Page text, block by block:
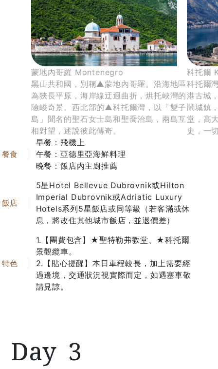
貼心提醒：(1)台北來回伊斯坦堡的航段，安排商務艙；但部
分航段為經濟艙，當團確認艙等請與旅遊專員連繫。行李限
重之規定，依該航空規定為主。
(2)土耳其航空商務艙為限量席次，如需升等請洽專員。
(上圖)為土耳其航空飛行路線參考圖。實際飛行路線，依照航
空公司為主。
蒙地內哥羅 Montenegro
黑山共和國，別稱▲蒙地內哥羅。沿海地區
為狹長平原，海岸線迂迥曲折，烘托峽灣的
險峻奇景。西北部的▲科托爾灣，以「雙子
島」聞名的聖石女士島和聖喬治島，兩島互
相對望，述說彼此傳奇。
科托爾
科托爾
港古城
鬧城鎮
堂，高
史，一
早餐：飛機上
午餐：亞德里亞海鮮料理
晚餐：飯店內主廚推薦
5星Hotel Bellevue Dubrovnik或Hilton
Imperial Dubrovnik或Adriatic Luxury
Hotels系列5星飯店或同等級（若客滿或休
息，將改住其他城市飯店，並退價差）
1.【團費包含】★聖特勒弗教堂、★科托爾
景觀纜車。
2.【貼心提醒】本日車程較長，加上需要經
過邊境，交通狀況視實際而定，如遇塞車敬
請見諒。
3